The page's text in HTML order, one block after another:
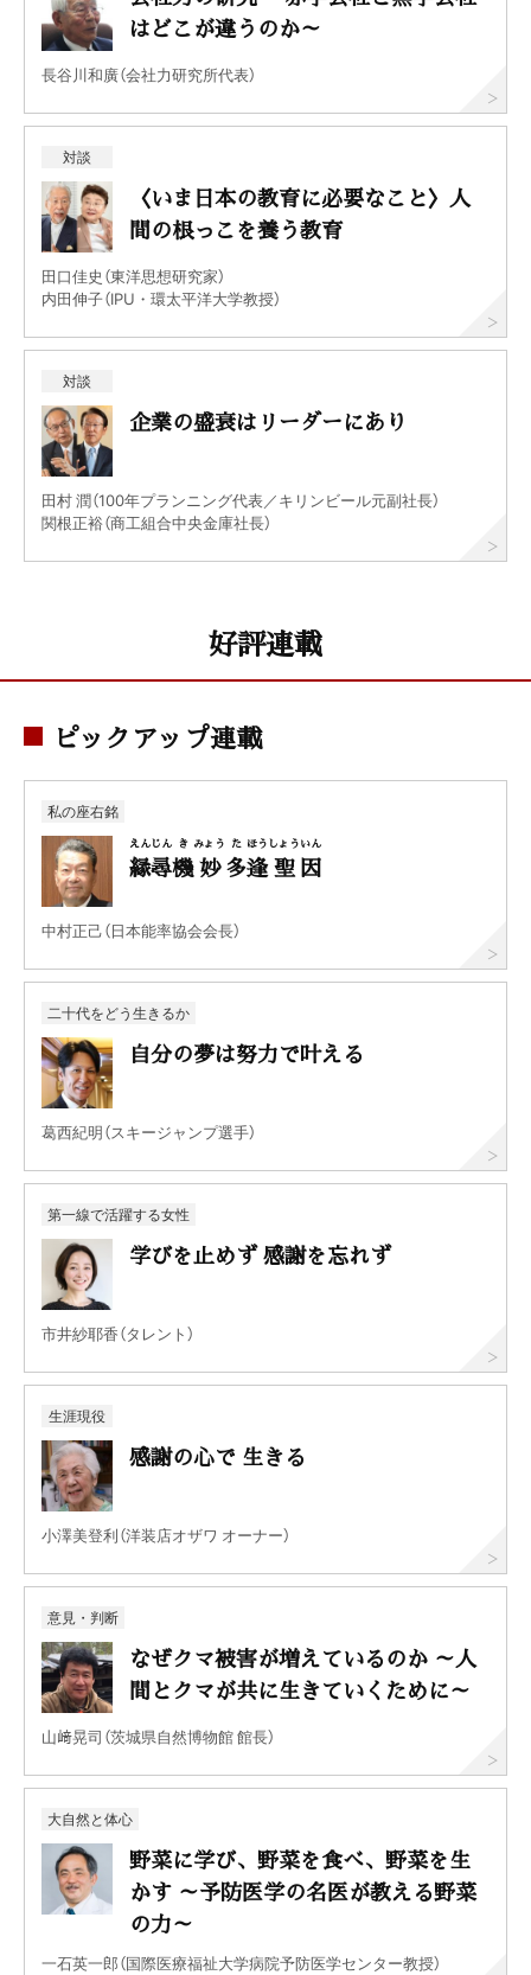
はどこが違うのか～
長谷川和廣（会社力研究所代表）
対談
〈いま日本の教育に必要なこと〉人
間の根っこを養う教育
田口佳史（東洋思想研究家）
内田伸子（IPU・環太平洋大学教授）
対談
企業の盛衰はリーダーにあり
田村 潤（100年プランニング代表／キリンビール元副社長）
関根正裕（商工組合中央金庫社長）
好評連載
ピックアップ連載
私の座右銘
縁
えん
尋
じん
機
き
妙
みょう
多
た
逢
ほう
聖
しょう
因
いん
中村正己（日本能率協会会長）
二十代をどう生きるか
自分の夢は努力で叶える
葛西紀明（スキージャンプ選手）
第一線で活躍する女性
学びを止めず 感謝を忘れず
市井紗耶香（タレント）
生涯現役
感謝の心で 生きる
小澤美登利（洋装店オザワ オーナー）
意見・判断
なぜクマ被害が増えているのか ～人
間とクマが共に生きていくために～
山﨑晃司（茨城県自然博物館 館長）
大自然と体心
野菜に学び、野菜を食べ、野菜を生
かす ～予防医学の名医が教える野菜
の力～
一石英一郎（国際医療福祉大学病院予防医学センター教授）